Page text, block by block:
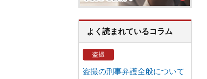
よく読まれているコラム
盗撮
盗撮の刑事弁護全般について